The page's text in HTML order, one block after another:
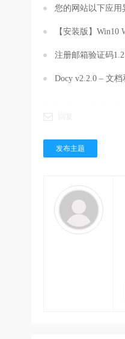
您的网站以下应用
【安装版】Win10
注册邮箱验证码1.2
Docy v2.2.0 – 文
发布主题